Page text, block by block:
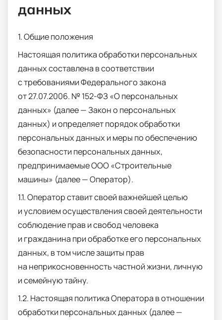
данных
1. Общие положения
Настоящая политика обработки персональных
данных составлена в соответствии
с требованиями Федерального закона
от 27.07.2006. № 152-ФЗ «О персональных
данных» (далее — Закон о персональных
данных) и определяет порядок обработки
персональных данных и меры по обеспечению
безопасности персональных данных,
предпринимаемые ООО «Строительные
машины» (далее — Оператор).
1.1. Оператор ставит своей важнейшей целью
и условием осуществления своей деятельности
соблюдение прав и свобод человека
и гражданина при обработке его персональных
данных, в том числе защиты прав
на неприкосновенность частной жизни, личную
и семейную тайну.
1.2. Настоящая политика Оператора в отношении
обработки персональных данных (далее —